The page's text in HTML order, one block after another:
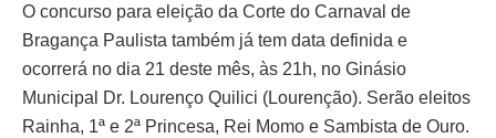
O concurso para eleição da Corte do Carnaval de
Bragança Paulista também já tem data definida e
ocorrerá no dia 21 deste mês, às 21h, no Ginásio
Municipal Dr. Lourenço Quilici (Lourenção). Serão eleitos
Rainha, 1ª e 2ª Princesa, Rei Momo e Sambista de Ouro.